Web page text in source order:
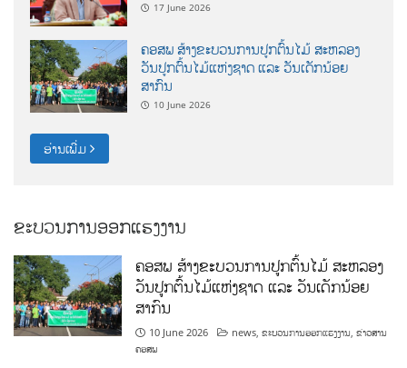
17 June 2026
ຄອສພ ສ້າງຂະບວນການປູກຕົ້ນໄມ້ ສະຫລອງ
ວັນປູກຕົ້ນໄມ້ແຫ່ງຊາດ ແລະ ວັນເດັກນ້ອຍ
ສາກົນ
10 June 2026
ອ່ານເພີ່ມ
ຂະບວນການອອກແຮງງານ
ຄອສພ ສ້າງຂະບວນການປູກຕົ້ນໄມ້ ສະຫລອງ
ວັນປູກຕົ້ນໄມ້ແຫ່ງຊາດ ແລະ ວັນເດັກນ້ອຍ
ສາກົນ
10 June 2026 news ,ຂະບວນການອອກແຮງງານ ,ຂ່າວສານ
ຄອສພ